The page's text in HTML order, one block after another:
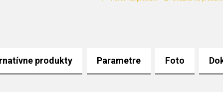
produkty Parametre Foto